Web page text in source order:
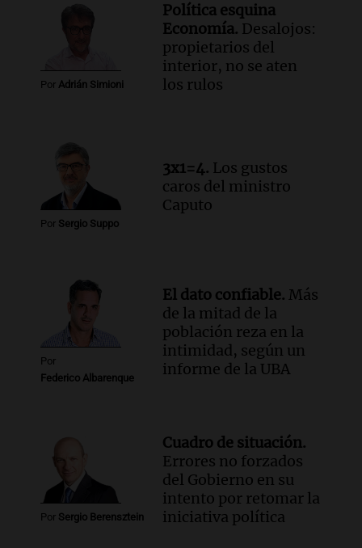
Audio. Altas Cumbres: rescataron a una
cabra que llevaba ocho días atrapada en
Una mañana para todos
con Jujuy
Panorama Federal
Episodios
Audio.Del fitness a la longevidad: por
qué crece el consumo de alimentos con
Episodios
Por Adrián Simioni
Política esquina
Economía. Desalojos:
propietarios del
interior, no se aten
los rulos
Por Sergio Suppo
3x1=4. Los gustos
caros del ministro
Caputo
Por
Federico Albarenque
El dato confiable. Más
de la mitad de la
población reza en la
intimidad, según un
informe de la UBA
Por Sergio Berensztein
Cuadro de situación.
Errores no forzados
del Gobierno en su
intento por retomar la
iniciativa política